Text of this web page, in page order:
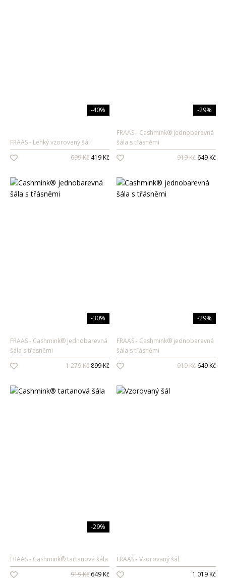
-40%
FRAAS
Lehký vzorovaný šál
699 Kč 419 Kč
-29%
FRAAS
Cashmink® jednobarevná
šála s třásněmi
919 Kč 649 Kč
-30%
FRAAS
Cashmink® jednobarevná
šála s třásněmi
1 279 Kč 899 Kč
-29%
FRAAS
Cashmink® jednobarevná
šála s třásněmi
919 Kč 649 Kč
-29%
FRAAS
Cashmink® tartanová šála
919 Kč 649 Kč
FRAAS Vzorovaný šál
1 019 Kč